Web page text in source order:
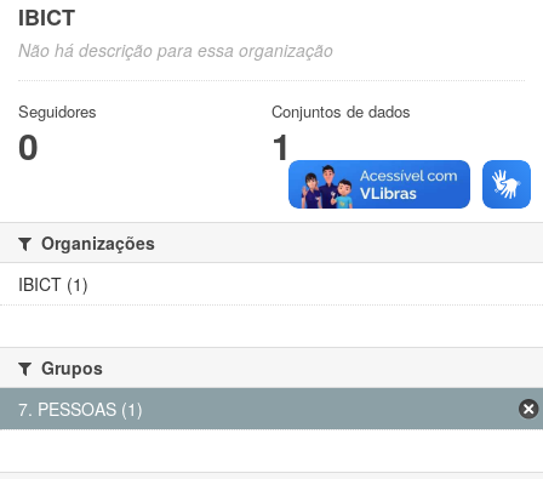
IBICT
Não há descrição para essa organização
Seguidores
0
Conjuntos de dados
1
Organizações
IBICT (1)
Grupos
7. PESSOAS (1)